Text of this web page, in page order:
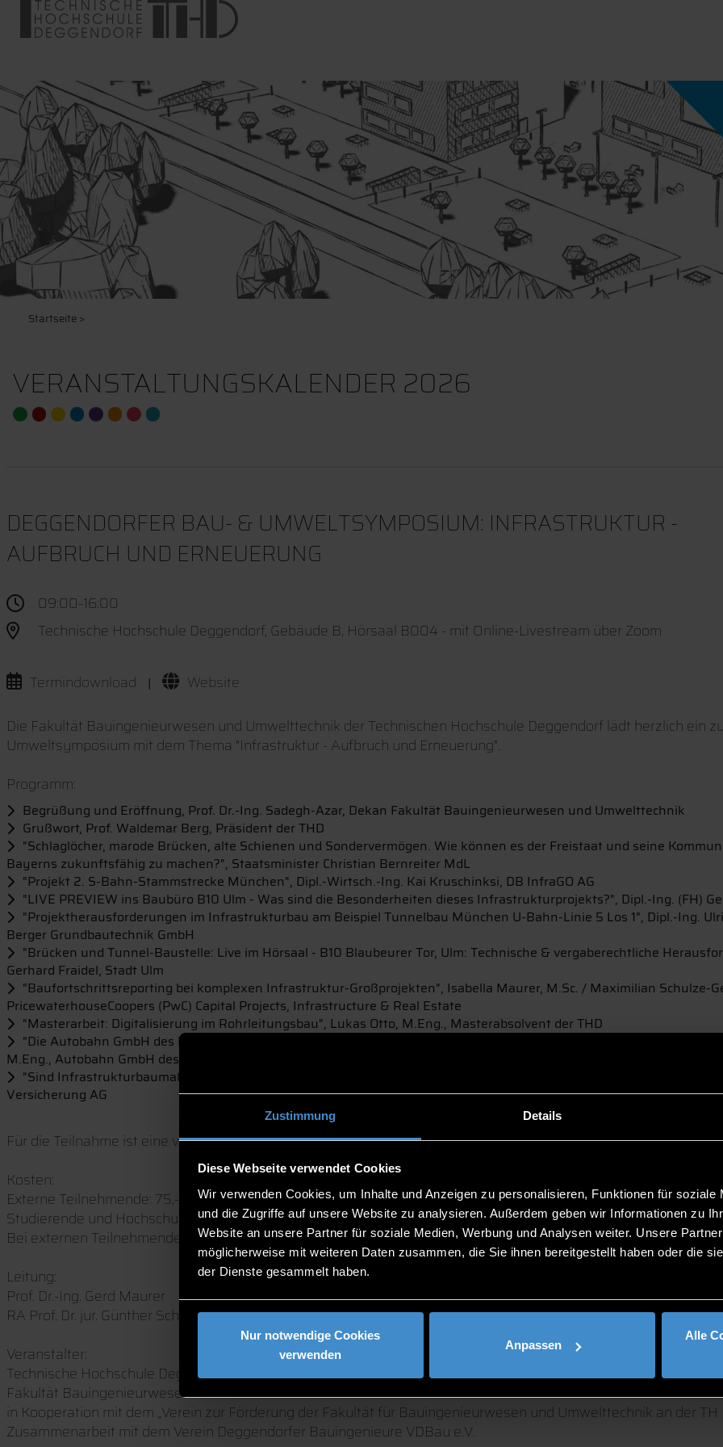
Zustimmung Details
Diese Webseite verwendet Cookies
Wir verwenden Cookies, um Inhalte und Anzeigen zu personalisieren, Funktionen für soziale
und die Zugriffe auf unsere Website zu analysieren. Außerdem geben wir Informationen zu
Website an unsere Partner für soziale Medien, Werbung und Analysen weiter. Unsere
möglicherweise mit weiteren Daten zusammen, die Sie ihnen bereitgestellt haben oder die
der Dienste gesammelt haben.
Nur notwendige Cookies
verwenden
Anpassen
Alle
Startseite>
VERANSTALTUNGSKALENDER 2026
DEGGENDORFER BAU- & UMWELTSYMPOSIUM: INFRASTRUKTUR -
AUFBRUCH UND ERNEUERUNG
09:00-16:00
Technische Hochschule Deggendorf, Gebäude B, Hörsaal B004 - mit Online-Livestream über Zoom
Termindownload | Website
Die Fakultät Bauingenieurwesen und Umwelttechnik der Technischen Hochschule Deggendorf lädt herzlich ein
Umweltsymposium mit dem Thema "Infrastruktur - Aufbruch und Erneuerung".
Programm:
Begrüßung und Eröffnung, Prof. Dr.-Ing. Sadegh-Azar, Dekan Fakultät Bauingenieurwesen und Umwelttechnik
Grußwort, Prof. Waldemar Berg, Präsident der THD
"Schlaglöcher, marode Brücken, alte Schienen und Sondervermögen. Wie können es der Freistaat und seine
Bayerns zukunftsfähig zu machen?", Staatsminister Christian Bernreiter MdL
"Projekt 2. S-Bahn-Stammstrecke München", Dipl.-Wirtsch.-Ing. Kai Kruschinksi, DB InfraGO AG
"LIVE PREVIEW ins Baubüro B10 Ulm - Was sind die Besonderheiten dieses Infrastrukturprojekts?", Dipl.-Ing. (FH)
"Projektherausforderungen im Infrastrukturbau am Beispiel Tunnelbau München U-Bahn-Linie 5 Los 1", Dipl.-Ing.
Berger Grundbautechnik GmbH
"Brücken und Tunnel-Baustelle: Live im Hörsaal - B10 Blaubeurer Tor, Ulm: Technische & vergaberechtliche
Gerhard Fraidel, Stadt Ulm
"Baufortschrittsreporting bei komplexen Infrastruktur-Großprojekten", Isabella Maurer, M.Sc. / Maximilian Schulze-
PricewaterhouseCoopers (PwC) Capital Projects, Infrastructure & Real Estate
"Masterarbeit: Digitalisierung im Rohrleitungsbau", Lukas Otto, M.Eng., Masterabsolvent der THD
"Die Autobahn GmbH des Bundes - Großprojekt im Fokus: Ausbau A3 von Deggendorf bis Hengersberg", Dipl-Ing.
M.Eng., Autobahn GmbH des Bundes, Niederlassung Deggendorf
"Sind Infrastrukturbaumaßnahmen überhaupt noch versicherbar?", Dipl.-Ing. Hermann Wulke / Christian
Versicherung AG
Für die Teilnahme ist eine vorherigeAnmeldungzwingend erforderlich.
Kosten:
Externe Teilnehmende: 75,- €
Studierende und Hochschulangehörige: kostenfrei
Bei externen Teilnehmenden sind die Pausenbewirtung und das Mittagessen beinhaltet.
Leitung:
Prof. Dr.-Ing. Gerd Maurer
RA Prof. Dr. jur. Günther Schalk, Moderation
Veranstalter:
Technische Hochschule Deggendorf
Fakultät Bauingenieurwesen und Umwelttechnik
in Kooperation mit dem „Verein zur Förderung der Fakultät für Bauingenieurwesen und Umwelttechnik an der TH
Zusammenarbeit mit dem Verein Deggendorfer Bauingenieure VDBau e.V.